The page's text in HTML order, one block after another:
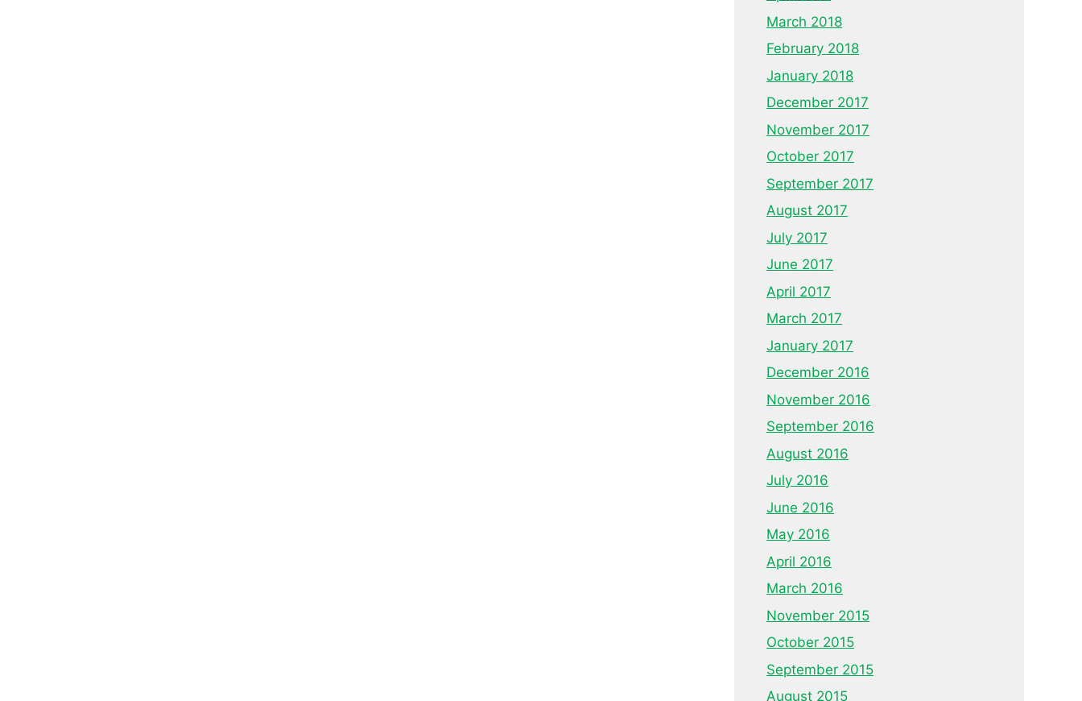
March 2018
February 2018
January 2018
December 2017
November 2017
October 2017
September 2017
August 2017
July 2017
June 2017
April 2017
March 2017
January 2017
December 2016
November 2016
September 2016
August 2016
July 2016
June 2016
May 2016
April 2016
March 2016
November 2015
October 2015
September 2015
August 2015